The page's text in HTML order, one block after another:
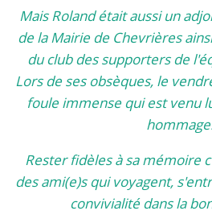
Mais Roland était aussi un
de la Mairie de Chevrières
du club des supporters de
Lors de ses obsèques, le
foule immense qui est venu
Rester fidèles à sa mémoire
des ami(e)s qui voyagent,
convivialité dans la